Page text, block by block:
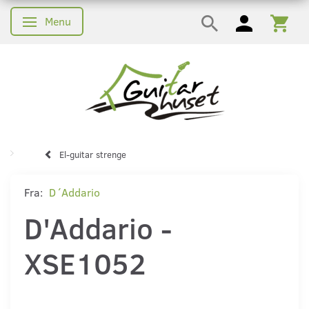
Skifte navigation
Menu
El-guitar strenge
Fra: D´Addario
D'Addario -
XSE1052